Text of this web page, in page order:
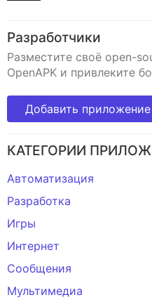
Разработчики
Разместите своё open-
OpenAPK и привлеките
Добавить приложение
КАТЕГОРИИ
Автоматизация
Разработка
Игры
Интернет
Сообщения
Мультимедиа